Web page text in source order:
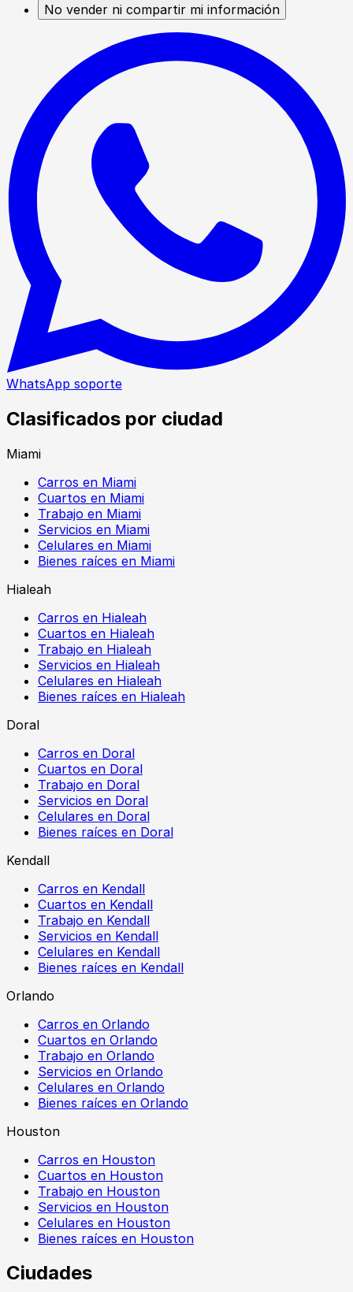
No vender ni compartir mi información
WhatsApp soporte
Clasificados por ciudad
Miami
Carros en Miami
Cuartos en Miami
Trabajo en Miami
Servicios en Miami
Celulares en Miami
Bienes raíces en Miami
Hialeah
Carros en Hialeah
Cuartos en Hialeah
Trabajo en Hialeah
Servicios en Hialeah
Celulares en Hialeah
Bienes raíces en Hialeah
Doral
Carros en Doral
Cuartos en Doral
Trabajo en Doral
Servicios en Doral
Celulares en Doral
Bienes raíces en Doral
Kendall
Carros en Kendall
Cuartos en Kendall
Trabajo en Kendall
Servicios en Kendall
Celulares en Kendall
Bienes raíces en Kendall
Orlando
Carros en Orlando
Cuartos en Orlando
Trabajo en Orlando
Servicios en Orlando
Celulares en Orlando
Bienes raíces en Orlando
Houston
Carros en Houston
Cuartos en Houston
Trabajo en Houston
Servicios en Houston
Celulares en Houston
Bienes raíces en Houston
Ciudades